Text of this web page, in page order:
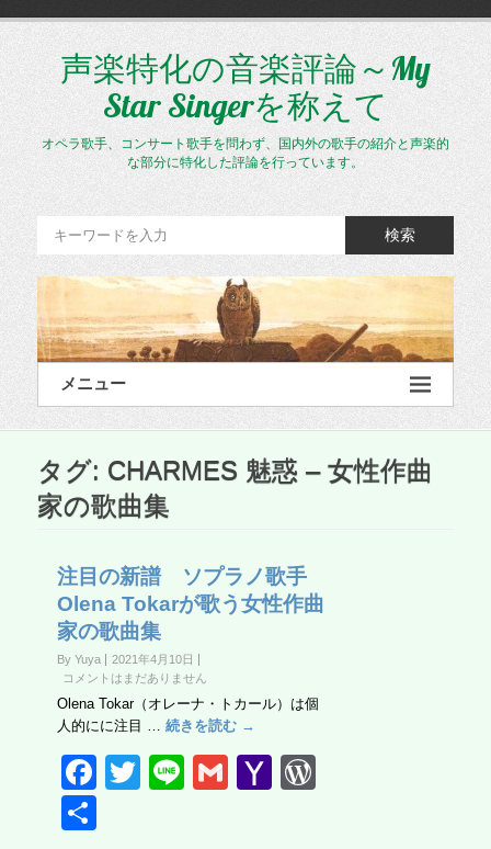
ス
声楽特化の音楽評論～My
Star Singerを称えて
オペラ歌手、コンサート歌手を問わず、国内外の歌手の紹介と声楽的
な部分に特化した評論を行っています。
検索
メニュー
タグ: CHARMES 魅惑 – 女性作曲
家の歌曲集
注目の新譜 ソプラノ歌手
Olena Tokarが歌う女性作曲
家の歌曲集
By Yuya
2021年4月10日
コメントはまだありません
Olena Tokar（オレーナ・トカール）は個
人的にに注目 …続きを読む →
F
T
Li
G
Y